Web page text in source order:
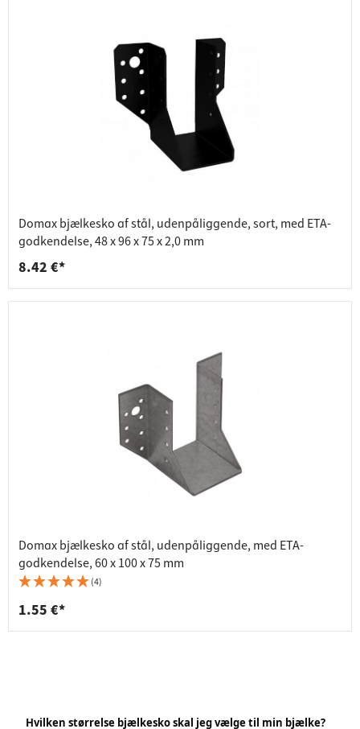
Domax bjælkesko af stål, udenpåliggende, sort, med ETA-
godkendelse, 48 x 96 x 75 x 2,0 mm
8.42 €*
Domax bjælkesko af stål, udenpåliggende, med ETA-
godkendelse, 60 x 100 x 75 mm
(4)
1.55 €*
Hvilken størrelse bjælkesko skal jeg vælge til min bjælke?